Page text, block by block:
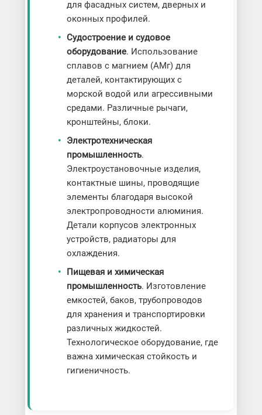
для фасадных систем, дверных и
оконных профилей.
Судостроение и судовое
оборудование. Использование
сплавов с магнием (АМг) для
деталей, контактирующих с
морской водой или агрессивными
средами. Различные рычаги,
кронштейны, блоки.
Электротехническая
промышленность.
Электроустановочные изделия,
контактные шины, проводящие
элементы благодаря высокой
электропроводности алюминия.
Детали корпусов электронных
устройств, радиаторы для
охлаждения.
Пищевая и химическая
промышленность. Изготовление
емкостей, баков, трубопроводов
для хранения и транспортировки
различных жидкостей.
Технологическое оборудование, где
важна химическая стойкость и
гигиеничность.